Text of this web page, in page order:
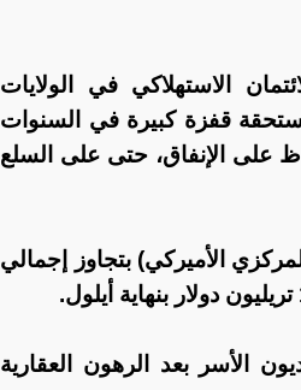
الاستهلاكي في الولايات
قفزة كبيرة في السنوات
على الإنفاق، حتى على السلع
الأميركي) بتجاوز إجمالي
الأسر بعد الرهون العقارية